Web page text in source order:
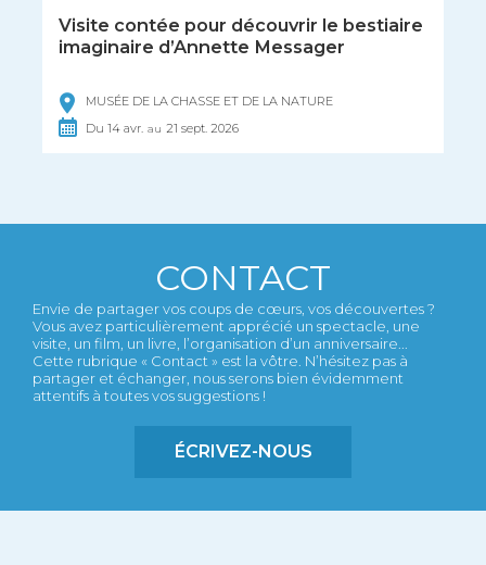
Visite contée pour découvrir le bestiaire
imaginaire d’Annette Messager
MUSÉE DE LA CHASSE ET DE LA NATURE
Du14avr. au 21sept. 2026
CONTACT
Envie de partager vos coups de cœurs, vos découvertes ?
Vous avez particulièrement apprécié un spectacle, une
visite, un film, un livre, l’organisation d’un anniversaire...
Cette rubrique « Contact » est la vôtre. N’hésitez pas à
partager et échanger, nous serons bien évidemment
attentifs à toutes vos suggestions !
ÉCRIVEZ-NOUS